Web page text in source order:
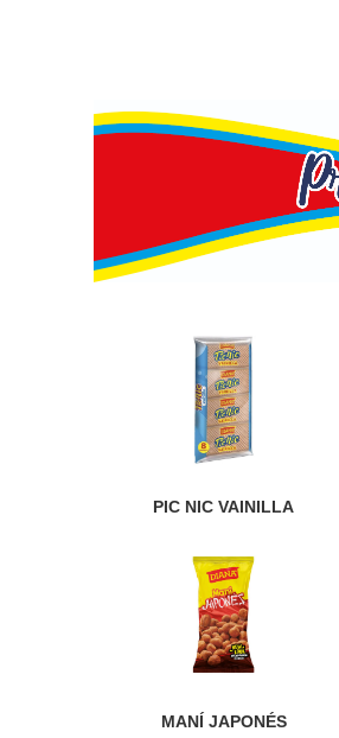
PIC NIC VAINILLA
MANÍ JAPONÉS